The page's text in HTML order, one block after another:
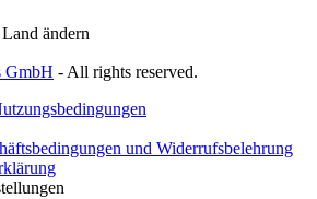
Land ändern
GmbH - All rights reserved.
und Widerrufsbelehrung